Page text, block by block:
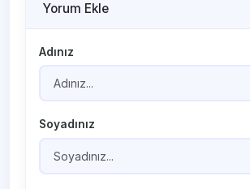
Yorum Ekle
Adınız
Soyadınız